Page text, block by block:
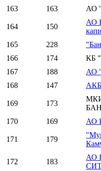
163
163 АО
164 150
АО
165 228
166
174 КБ
167
188 АО
168
147
169 173
170 169 АО
171 179
172 183
АО